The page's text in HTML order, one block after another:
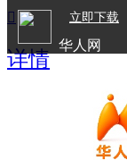
立即下载
华人网

详情